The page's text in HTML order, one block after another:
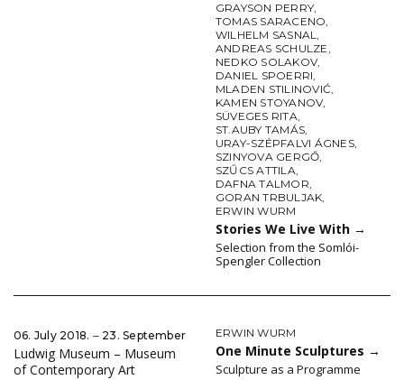
GRAYSON PERRY,
TOMAS SARACENO,
WILHELM SASNAL,
ANDREAS SCHULZE,
NEDKO SOLAKOV,
DANIEL SPOERRI,
MLADEN STILINOVIĆ,
KAMEN STOYANOV,
SÜVEGES RITA,
ST.AUBY TAMÁS,
URAY-SZÉPFALVI ÁGNES,
SZINYOVA GERGŐ,
SZŰCS ATTILA,
DAFNA TALMOR,
GORAN TRBULJAK,
ERWIN WURM
Stories We Live With →
Selection from the Somlói-
Spengler Collection
06. July 2018. ‒ 23. September
Ludwig Museum – Museum
of Contemporary Art
ERWIN WURM
One Minute Sculptures →
Sculpture as a Programme